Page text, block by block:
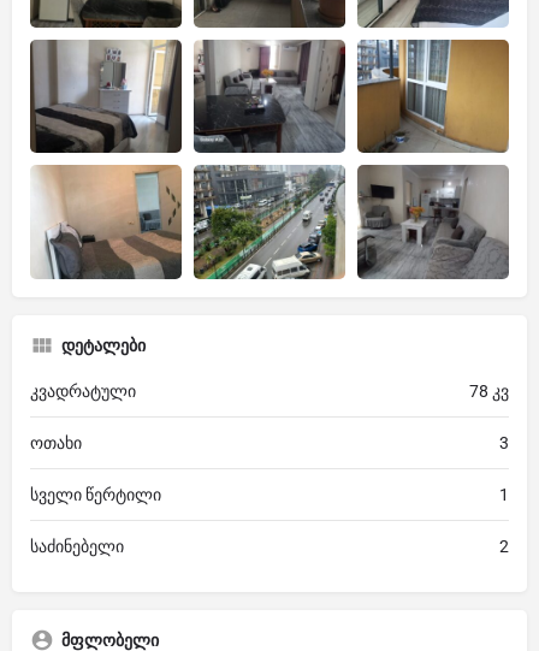
დეტალები
კვადრატული 78 კვ
ოთახი 3
სველი წერტილი 1
საძინებელი 2
მფლობელი